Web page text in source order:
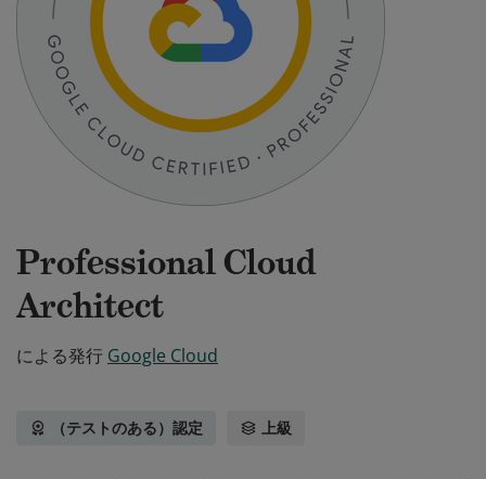
Professional Cloud
Architect
による発行 Google Cloud
（テストのある）認定 上級